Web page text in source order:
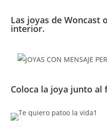
Las joyas de Woncast
interior.
Coloca la joya junto